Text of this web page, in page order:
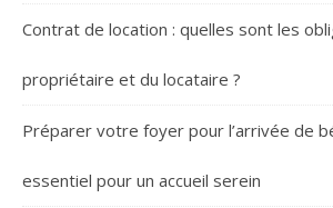
Contrat de location : quelles sont les
propriétaire et du locataire ?
Préparer votre foyer pour l’arrivée de
essentiel pour un accueil serein